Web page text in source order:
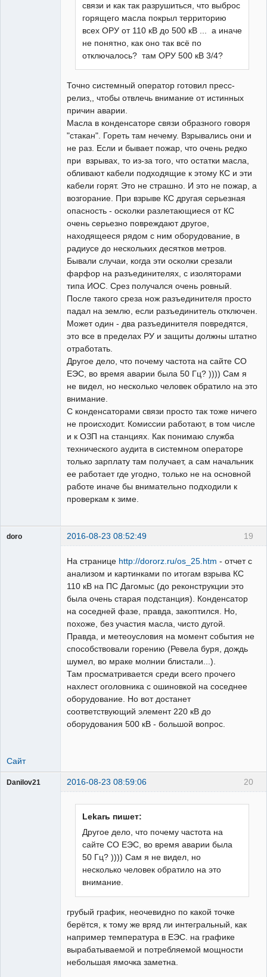
связи и как так разрушиться, что выброс
горящего масла покрыл территорию
всех ОРУ от 110 кВ до 500 кВ ... а иначе
не понятно, как оно так всё по
отключалось? там ОРУ 500 кВ 3/4?
Точно системный оператор готовил пресс-
релиз,, чтобы отвлечь внимание от истинных
причин аварии.
Масла в конденсаторе связи образного говоря
"стакан". Гореть там нечему. Взрывались они и
не раз. Если и бывает пожар, что очень редко
при взрывах, то из-за того, что остатки масла,
обливают кабели подходящие к этому КС и эти
кабели горят. Это не страшно. И это не пожар, а
возгорание. При взрыве КС другая серьезная
опасность - осколки разлетающиеся от КС
очень серьезно повреждают другое,
находящееся рядом с ним оборудование, в
радиусе до нескольких десятков метров.
Бывали случаи, когда эти осколки срезали
фарфор на разъединителях, с изоляторами
типа ИОС. Срез получался очень ровный.
После такого среза нож разъединителя просто
падал на землю, если разъединитель отключен.
Может один - два разъединителя повредятся,
это все в пределах РУ и защиты должны штатно
отработать.
Другое дело, что почему частота на сайте СО
ЕЭС, во время аварии была 50 Гц? )))) Сам я
не видел, но несколько человек обратило на это
внимание.
С конденсаторами связи просто так тоже ничего
не происходит. Комиссии работают, в том числе
и к ОЗП на станциях. Как понимаю служба
технического аудита в системном операторе
только зарплату там получает, а сам начальник
ее работает где угодно, только не на основной
работе иначе бы внимательно подходили к
проверкам к зиме.
19
doro 2016-08-23 08:52:49
На странице http://dororz.ru/os_25.htm - отчет с
анализом и картинками по итогам взрыва КС
110 кВ на ПС Дагомыс (до реконструкции это
была очень старая подстанция). Конденсатор
на соседней фазе, правда, закоптился. Но,
похоже, без участия масла, чисто дугой.
Правда, и метеоусловия на момент события не
способствовали горению (Ревела буря, дождь
шумел, во мраке молнии блистали...).
Там просматривается среди всего прочего
нахлест оголовника с ошиновкой на соседнее
оборудование. Но вот достанет
соответствующий элемент 220 кВ до
оборудования 500 кВ - большой вопрос.
Сайт
20
Danilov21 2016-08-23 08:59:06
Lekarь пишет:
Другое дело, что почему частота на
сайте СО ЕЭС, во время аварии была
50 Гц? )))) Сам я не видел, но
несколько человек обратило на это
внимание.
грубый график, неочевидно по какой точке
берётся, к тому же вряд ли интегральный, как
например температура в ЕЭС. на графике
вырабатываемой и потребляемой мощности
небольшая ямочка заметна.